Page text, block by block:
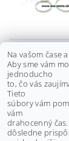
Na vašom čase
Aby sme vám
jednoducho
to, čo vás
Tieto
súbory vám
vám
drahocenný
dôsledne